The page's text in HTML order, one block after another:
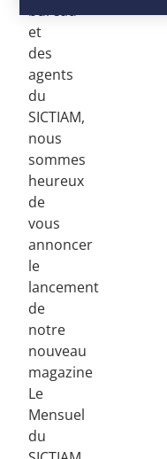
bureau
et
des
agents
du
SICTIAM,
nous
sommes
heureux
de
vous
annoncer
le
lancement
de
notre
nouveau
magazine
Le
Mensuel
du